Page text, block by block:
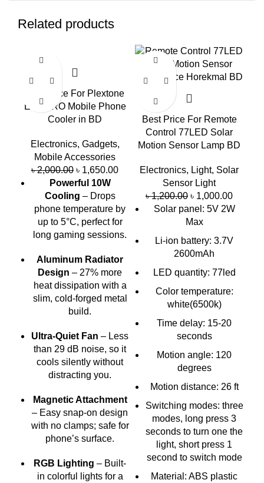
Related products
Best Price For Plextone
EX2 PRO Mobile Phone
Cooler in BD
Electronics, Gadgets,
Mobile Accessories
৳2,000.00 ৳ 1,650.00
Powerful 10W
Cooling – Drops
phone temperature by
up to 5°C, perfect for
long gaming sessions.
Aluminum Radiator
Design – 27% more
heat dissipation with a
slim, cold-forged metal
build.
Ultra-Quiet Fan – Less
than 29 dB noise, so it
cools silently without
distracting you.
Magnetic Attachment
– Easy snap-on design
with no clamps; safe for
phone’s surface.
RGB Lighting – Built-
in colorful lights for a
Best Price For Remote
Control 77LED Solar
Motion Sensor Lamp BD
Electronics, Light, Solar
Sensor Light
৳1,200.00 ৳ 1,000.00
Solar panel: 5V 2W
Max
Li-ion battery: 3.7V
2600mAh
LED quantity: 77led
Color temperature:
white(6500k)
Time delay: 15-20
seconds
Motion angle: 120
degrees
Motion distance: 26 ft
Switching modes: three
modes, long press 3
seconds to turn one the
light, short press 1
second to switch mode
Material: ABS plastic